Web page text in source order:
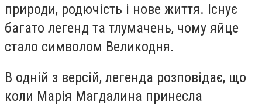
природи, родючість і нове життя. Існує
багато легенд та тлумачень, чому яйце
стало символом Великодня.
В одній з версій, легенда розповідає, що
коли Марія Магдалина принесла